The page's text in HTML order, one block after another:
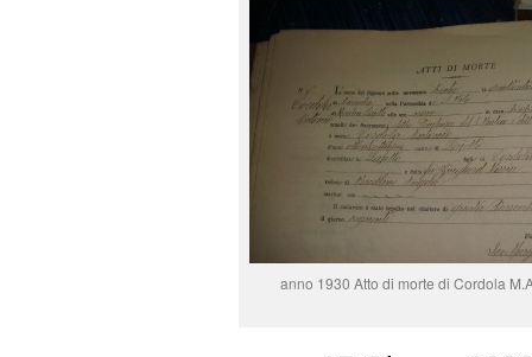
anno 1930 Atto di morte di Cordola